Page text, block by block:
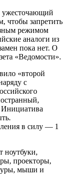
ужесточающий
чтобы запретить
режимом
аналоги из
пока нет. О
«Ведомости».
«второй
с
Инициатива
в силу — 1
ноутбуки,
проекторы,
мыши и